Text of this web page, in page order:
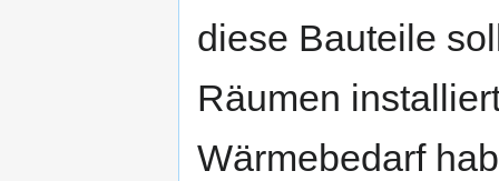
diese Bauteile
Räumen
Wärmebedarf